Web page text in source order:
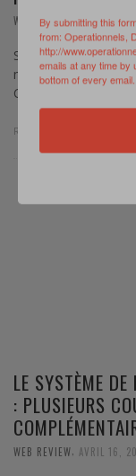
WEB REVIEW, MAI 3, 2024
Source:
new Force Design
Changes made to
Read more
LE SYSTÈME DE
: PLUSIEURS
WEB REVIEW AVRIL 16,
By submitting this
from: Operationnels,
http://
emails at any time by
bottom of every email.